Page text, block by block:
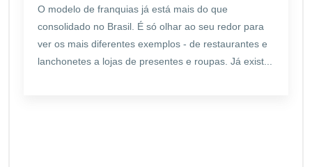
O modelo de franquias já está mais do que
consolidado no Brasil. É só olhar ao seu redor para
ver os mais diferentes exemplos - de restaurantes e
lanchonetes a lojas de presentes e roupas. Já exist...